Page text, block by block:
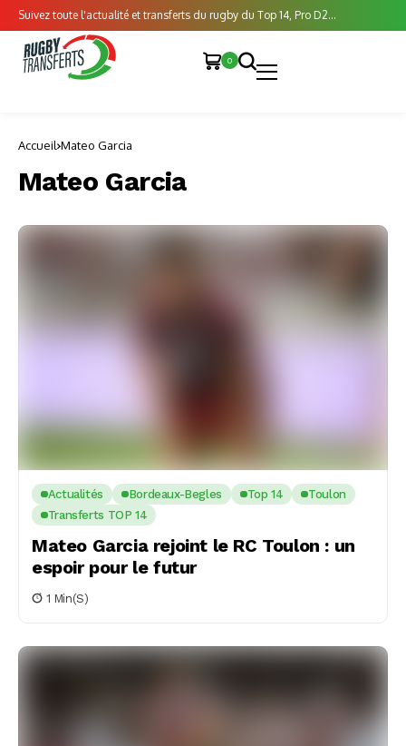
Suivez toute l'actualité et transferts du rugby du Top 14, Pro D2...
0
Accueil Mateo Garcia
Mateo Garcia
Actualités Bordeaux-Begles Top 14
Toulon
Transferts TOP 14
Mateo Garcia rejoint le RC Toulon : un
espoir pour le futur
1 Min(s)